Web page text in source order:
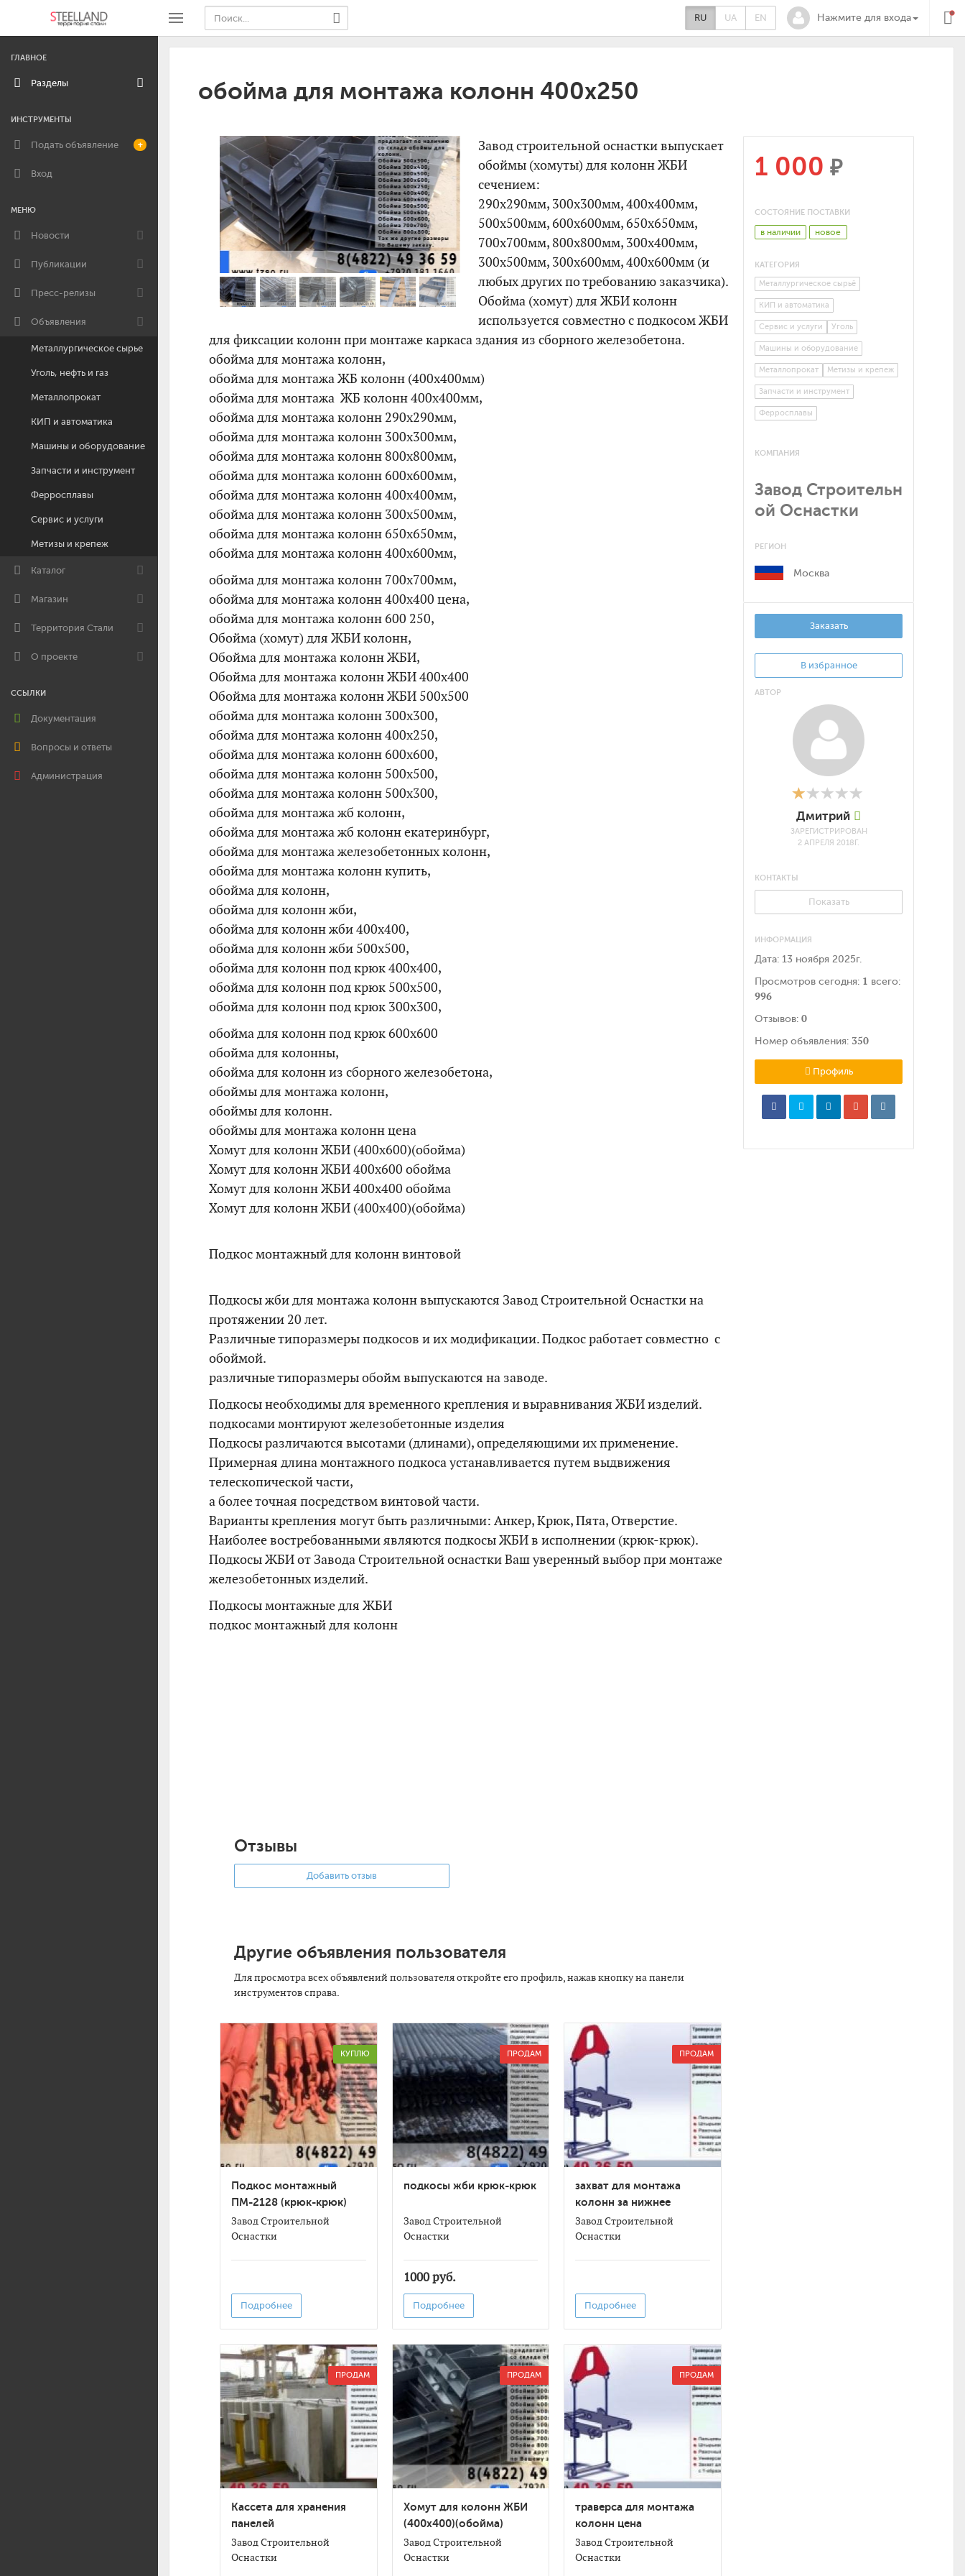
RU UA EN Нажмите для входа
ГЛАВНОЕ
Разделы
ИНСТРУМЕНТЫ
+
Подать объявление
Вход
МЕНЮ
Новости
Публикации
Пресс-релизы
Объявления
Металлургическое сырье
Уголь, нефть и газ
Металлопрокат
КИП и автоматика
Машины и оборудование
Запчасти и инструмент
Ферросплавы
Сервис и услуги
Метизы и крепеж
Каталог
Магазин
Территория Стали
О проекте
ССЫЛКИ
Документация
Вопросы и ответы
Администрация
обойма для монтажа колонн 400х250
Завод строительной оснастки выпускает
обоймы (хомуты) для колонн ЖБИ
сечением:
290х290мм, 300х300мм, 400х400мм,
500х500мм, 600х600мм, 650х650мм,
700х700мм, 800х800мм, 300х400мм,
300х500мм, 300х600мм, 400х600мм (и
любых других по требованию заказчика).
Обойма (хомут) для ЖБИ колонн
используется совместно с подкосом ЖБИ
для фиксации колонн при монтаже каркаса здания из сборного железобетона.
обойма для монтажа колонн,
обойма для монтажа ЖБ колонн (400х400мм)
обойма для монтажа ЖБ колонн 400х400мм,
обойма для монтажа колонн 290х290мм,
обойма для монтажа колонн 300х300мм,
обойма для монтажа колонн 800х800мм,
обойма для монтажа колонн 600х600мм,
обойма для монтажа колонн 400х400мм,
обойма для монтажа колонн 300х500мм,
обойма для монтажа колонн 650х650мм,
обойма для монтажа колонн 400х600мм,
обойма для монтажа колонн 700х700мм,
обойма для монтажа колонн 400х400 цена,
обойма для монтажа колонн 600 250,
Обойма (хомут) для ЖБИ колонн,
Обойма для монтажа колонн ЖБИ,
Обойма для монтажа колонн ЖБИ 400х400
Обойма для монтажа колонн ЖБИ 500х500
обойма для монтажа колонн 300х300,
обойма для монтажа колонн 400х250,
обойма для монтажа колонн 600х600,
обойма для монтажа колонн 500х500,
обойма для монтажа колонн 500х300,
обойма для монтажа жб колонн,
обойма для монтажа жб колонн екатеринбург,
обойма для монтажа железобетонных колонн,
обойма для монтажа колонн купить,
обойма для колонн,
обойма для колонн жби,
обойма для колонн жби 400х400,
обойма для колонн жби 500х500,
обойма для колонн под крюк 400х400,
обойма для колонн под крюк 500х500,
обойма для колонн под крюк 300х300,
обойма для колонн под крюк 600х600
обойма для колонны,
обойма для колонн из сборного железобетона,
обоймы для монтажа колонн,
обоймы для колонн.
обоймы для монтажа колонн цена
Хомут для колонн ЖБИ (400х600)(обойма)
Хомут для колонн ЖБИ 400х600 обойма
Хомут для колонн ЖБИ 400х400 обойма
Хомут для колонн ЖБИ (400х400)(обойма)
Подкос монтажный для колонн винтовой
Подкосы жби для монтажа колонн выпускаются Завод Строительной Оснастки на
протяжении 20 лет.
Различные типоразмеры подкосов и их модификации. Подкос работает совместно с
обоймой.
различные типоразмеры обойм выпускаются на заводе.
Подкосы необходимы для временного крепления и выравнивания ЖБИ изделий.
подкосами монтируют железобетонные изделия
Подкосы различаются высотами (длинами), определяющими их применение.
Примерная длина монтажного подкоса устанавливается путем выдвижения
телескопической части,
а более точная посредством винтовой части.
Варианты крепления могут быть различными: Анкер, Крюк, Пята, Отверстие.
Наиболее востребованными являются подкосы ЖБИ в исполнении (крюк-крюк).
Подкосы ЖБИ от Завода Строительной оснастки Ваш уверенный выбор при монтаже
железобетонных изделий.
Подкосы монтажные для ЖБИ
подкос монтажный для колонн
Отзывы
Добавить отзыв
Другие объявления пользователя
Для просмотра всех объявлений пользователя откройте его профиль, нажав кнопку на панели
инструментов справа.
КУПЛЮ
Подкос монтажный
ПМ-2128 (крюк-крюк)
Завод Строительной
Оснастки
Подробнее
ПРОДАМ
подкосы жби крюк-крюк
Завод Строительной
Оснастки
1000 руб.
Подробнее
ПРОДАМ
захват для монтажа
колонн за нижнее
отверстие
Завод Строительной
Оснастки
Подробнее
ПРОДАМ
Кассета для хранения
панелей
Завод Строительной
Оснастки
ПРОДАМ
Хомут для колонн ЖБИ
(400х400)(обойма)
Завод Строительной
Оснастки
ПРОДАМ
траверса для монтажа
колонн цена
Завод Строительной
Оснастки
1 000 ₽
СОСТОЯНИЕ ПОСТАВКИ
в наличии новое
КАТЕГОРИЯ
Металлургическое сырьё
КИП и автоматика
Сервис и услуги Уголь
Машины и оборудование
Металлопрокат Метизы и крепеж
Запчасти и инструмент
Ферросплавы
КОМПАНИЯ
Завод Строительн
ой Оснастки
РЕГИОН
Москва
Заказать
В избранное
АВТОР
Дмитрий
ЗАРЕГИСТРИРОВАН
2 АПРЕЛЯ 2018Г.
КОНТАКТЫ
Показать
ИНФОРМАЦИЯ
Дата: 13 ноября 2025г.
Просмотров сегодня: 1 всего:
996
Отзывов: 0
Номер объявления: 350
Профиль